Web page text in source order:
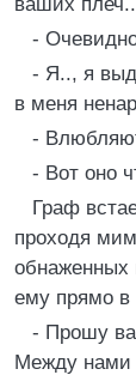
-
- Я.., я
в меня
-
- Вот оно
Граф
проходя
обнаженных
ему прямо в
- Прошу
Между нами